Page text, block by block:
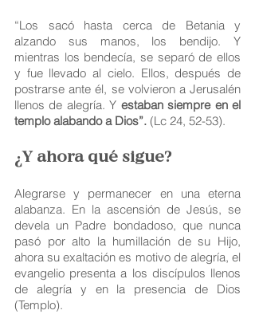
“Los sacó hasta cerca de Betania y
alzando sus manos, los bendijo. Y
mientras los bendecía, se separó de ellos
y fue llevado al cielo. Ellos, después de
postrarse ante él, se volvieron a Jerusalén
llenos de alegría. Y estaban siempre en el
templo alabando a Dios”. (Lc 24, 52-53).
¿Y ahora qué sigue?
Alegrarse y permanecer en una eterna
alabanza. En la ascensión de Jesús, se
devela un Padre bondadoso, que nunca
pasó por alto la humillación de su Hijo,
ahora su exaltación es motivo de alegría, el
evangelio presenta a los discípulos llenos
de alegría y en la presencia de Dios
(Templo).